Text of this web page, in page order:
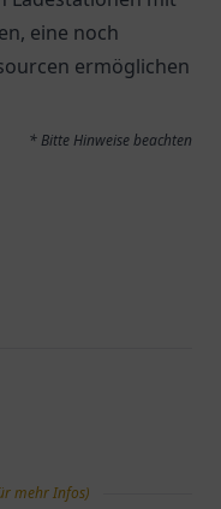
eine noch
ermöglichen
* Bitte Hinweise beachten
mehr Infos)